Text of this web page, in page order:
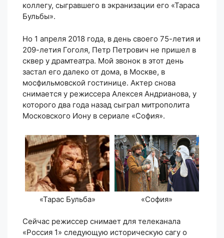
коллегу, сыгравшего в экранизации его «Тараса
Бульбы».
Но 1 апреля 2018 года, в день своего 75-летия и
209-летия Гоголя, Петр Петрович не пришел в
сквер у драмтеатра. Мой звонок в этот день
застал его далеко от дома, в Москве, в
мосфильмовской гостинице. Актер снова
снимается у режиссера Алексея Андрианова, у
которого два года назад сыграл митрополита
Московского Иону в сериале «София».
«Тарас Бульба» «София»
Сейчас режиссер снимает для телеканала
«Россия 1» следующую историческую сагу о